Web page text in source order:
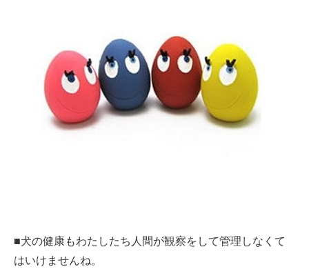
■犬の健康もわたしたち人間が観察をして管理しなくて
はいけませんね。